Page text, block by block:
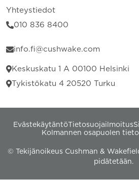
Yhteystiedot
010 836 8400
info.fi@cushwake.com
Keskuskatu 1 A 00100 Helsinki
Tykistökatu 4 20520 Turku
EvästekäytäntöTietosuojailmoitus
Kolmannen osapuolen
© Tekijänoikeus Cushman &
pidätetään.